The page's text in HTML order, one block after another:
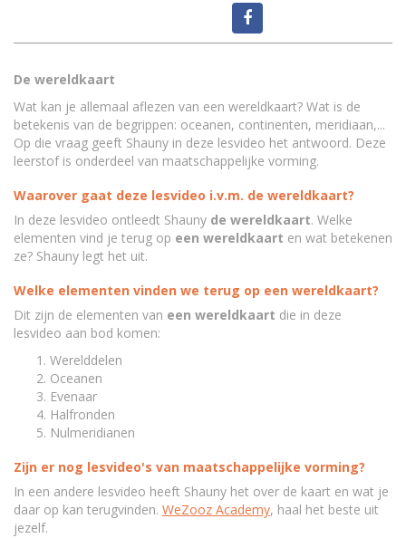
De wereldkaart
Wat kan je allemaal aflezen van een wereldkaart? Wat is de
betekenis van de begrippen: oceanen, continenten, meridiaan,...
Op die vraag geeft Shauny in deze lesvideo het antwoord. Deze
leerstof is onderdeel van maatschappelijke vorming.
Waarover gaat deze lesvideo i.v.m. de wereldkaart?
In deze lesvideo ontleedt Shauny de wereldkaart. Welke
elementen vind je terug op een wereldkaart en wat betekenen
ze? Shauny legt het uit.
Welke elementen vinden we terug op een wereldkaart?
Dit zijn de elementen van een wereldkaart die in deze
lesvideo aan bod komen:
Werelddelen
Oceanen
Evenaar
Halfronden
Nulmeridianen
Zijn er nog lesvideo's van maatschappelijke vorming?
In een andere lesvideo heeft Shauny het over de kaart en wat je
daar op kan terugvinden. WeZooz Academy, haal het beste uit
jezelf.